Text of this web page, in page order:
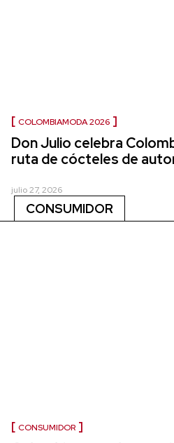
COLOMBIAMODA 2026
Don Julio celebra
ruta de cócteles de
julio 27, 2026
CONSUMIDOR
CONSUMIDOR